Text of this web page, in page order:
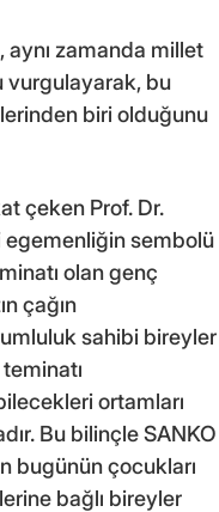
aynı zamanda millet
vurgulayarak, bu
biri olduğunu
çeken Prof. Dr.
egemenliğin sembolü
olan genç
çağın
sahibi bireyler
ortamları
Bu bilinçle SANKO
bugünün çocukları
bağlı bireyler